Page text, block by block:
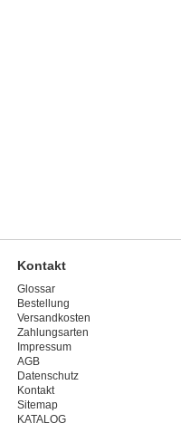
Kontakt
Glossar
Bestellung
Versandkosten
Zahlungsarten
Impressum
AGB
Datenschutz
Kontakt
Sitemap
KATALOG